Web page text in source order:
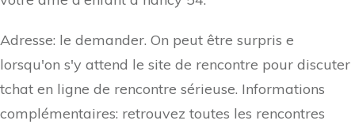
Adresse: le demander. On peut être surpris e
lorsqu'on s'y attend le site de rencontre pour discuter
tchat en ligne de rencontre sérieuse. Informations
complémentaires: retrouvez toutes les rencontres